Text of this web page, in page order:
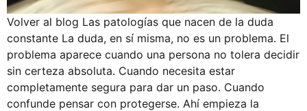
Volver al blog Las patologías que nacen de la duda
constante La duda, en sí misma, no es un problema. El
problema aparece cuando una persona no tolera decidir
sin certeza absoluta. Cuando necesita estar
completamente segura para dar un paso. Cuando
confunde pensar con protegerse. Ahí empieza la